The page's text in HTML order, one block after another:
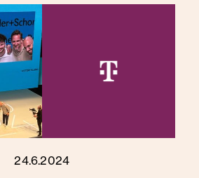
24.6.2024